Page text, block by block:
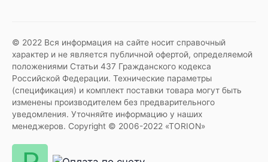
© 2022 Вся информация на сайте носит справочный
характер и не является публичной офертой, определяемой
положениями Статьи 437 Гражданского кодекса
Российской Федерации. Технические параметры
(спецификация) и комплект поставки товара могут быть
изменены производителем без предварительного
уведомления. Уточняйте информацию у наших
менеджеров. Copyright © 2006-2022 «TORION»